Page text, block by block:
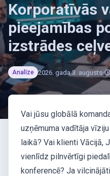
Korporatīvās
pieejamības
izstrādes
Analīze 2026. gada 3. augusts
Vai jūsu globālā
uzņēmuma vadītāja vīziju
laikā? Vai klienti Vācijā,
vienlīdz pilnvērtīgi
konferencē? Ja